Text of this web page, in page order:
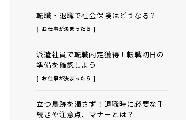
転職・退職で社会保険はどうなる？
お仕事が決まったら
派遣社員で転職内定獲得！転職初日の
準備を確認しよう
お仕事が決まったら
立つ鳥跡を濁さず！退職時に必要な手
続きや注意点、マナーとは？